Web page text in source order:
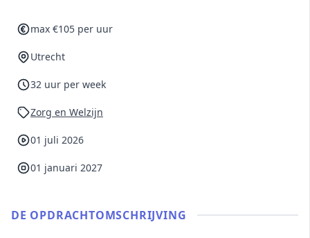
Interim opdrachten statistiek
max €105 per uur
Utrecht
32 uur per week
Zorg en Welzijn
01 juli 2026
01 januari 2027
DE OPDRACHT­OMSCHRIJVING